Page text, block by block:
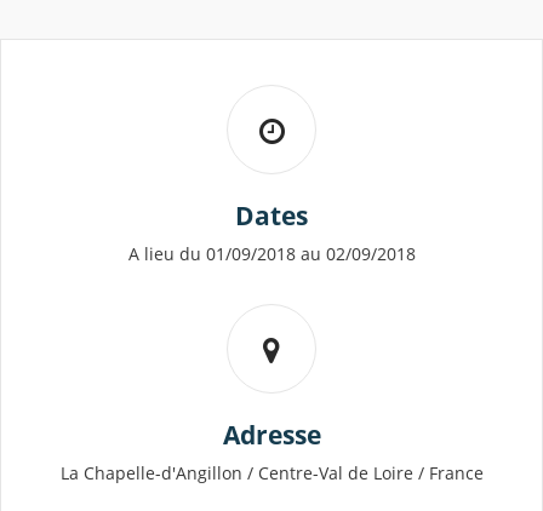
Dates
A lieu du 01/09/2018 au 02/09/2018
Adresse
La Chapelle-d'Angillon / Centre-Val de Loire / France